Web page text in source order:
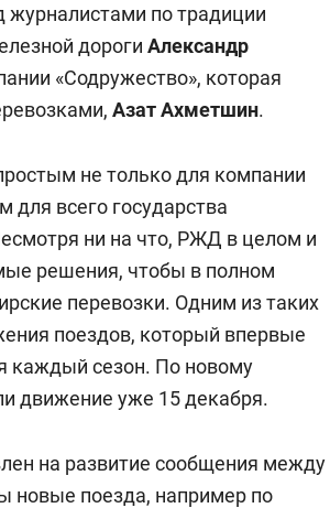
журналистами по традиции
дороги Александр
«Содружество», которая
Азат Ахметшин.
не только для компании
для всего государства
ни на что, РЖД в целом и
решения, чтобы в полном
перевозки. Одним из таких
поездов, который впервые
каждый сезон. По новому
движение уже 15 декабря.
на развитие сообщения между
новые поезда, например по